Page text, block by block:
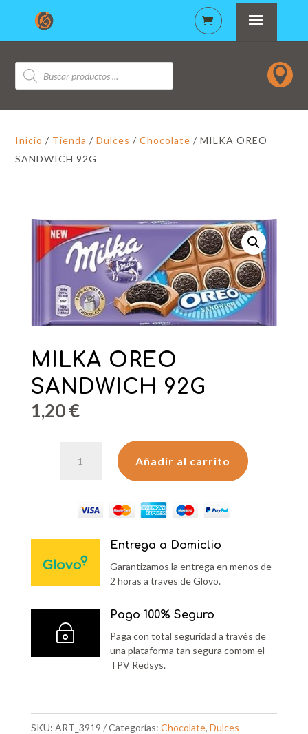
Búsqueda
de
productos

Inicio / Tienda /Dulces /Chocolate / MILKA OREO
SANDWICH 92G
MILKA OREO
SANDWICH 92G
1,20€
OREO
Añadir al carrito
Entrega a Domiclio
Garantizamos la entrega en menos de
2 horas a traves de Glovo.
~
Pago 100% Seguro
Paga con total seguridad a través de
una plataforma tan segura comom el
TPV Redsys.
SKU: ART_3919 Categorías: Chocolate, Dulces